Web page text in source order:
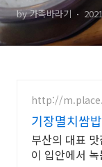
by 가족바라기
http://
기장멸치쌈
부산의 대표
이 입안에서